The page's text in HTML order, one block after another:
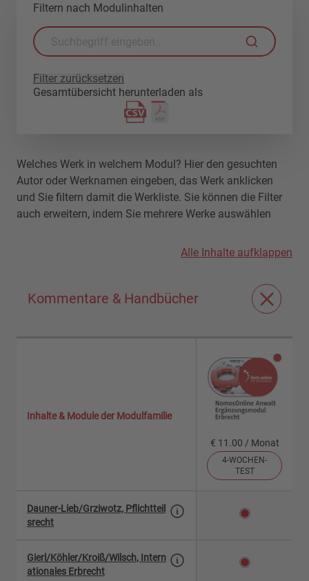
Filtern nach Modulinhalten
Filter zurücksetzen
Gesamtübersicht herunterladen als
Welches Werk in welchem Modul? Hier den gesuchten
Autor oder Werknamen eingeben, das Werk anklicken
und Sie filtern damit die Werkliste. Sie können die Filter
auch erweitern, indem Sie mehrere Werke auswählen
Alle Inhalte aufklappen
Kommentare & Handbücher
Inhalte & Module der Modulfamilie
€ 11.00 / Monat
4-WOCHEN-
TEST
Dauner-Lieb/Grziwotz, Pflichtteil
srecht
Gierl/Köhler/Kroiß/Wilsch, Intern
ationales Erbrecht